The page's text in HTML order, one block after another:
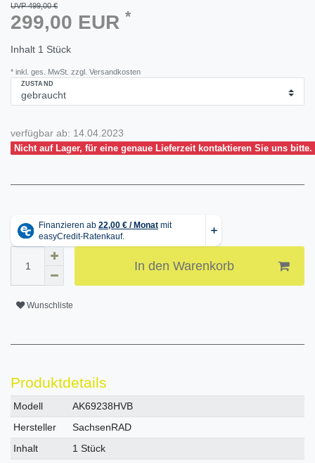
UVP 499,00 €
299,00 EUR *
Inhalt 1 Stück
* inkl. ges. MwSt. zzgl. Versandkosten
ZUSTAND
verfügbar ab: 14.04.2023
Nicht auf Lager, für eine genaue Lieferzeit kontaktieren Sie uns bitte.
In den Warenkorb
Wunschliste
Produktdetails
Technisches
Merkmal
Wert
Modell
AK69238HVB
Hersteller
SachsenRAD
Inhalt
1 Stück